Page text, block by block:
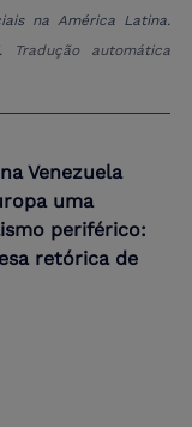
na América Latina.
Tradução automática
Venezuela
uma
periférico:
retórica de